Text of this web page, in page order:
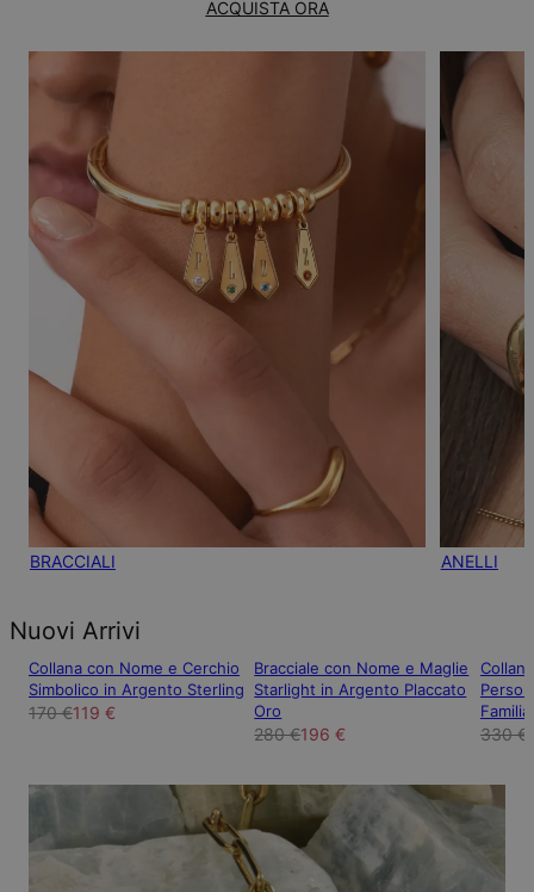
ACQUISTA ORA
BRACCIALI ANELLI
Nuovi Arrivi
Collana con Nome e Cerchio
Simbolico in Argento Sterling
170 €119 €
Bracciale con Nome e Maglie
Starlight in Argento Placcato
Oro
280 €196 € 330 €